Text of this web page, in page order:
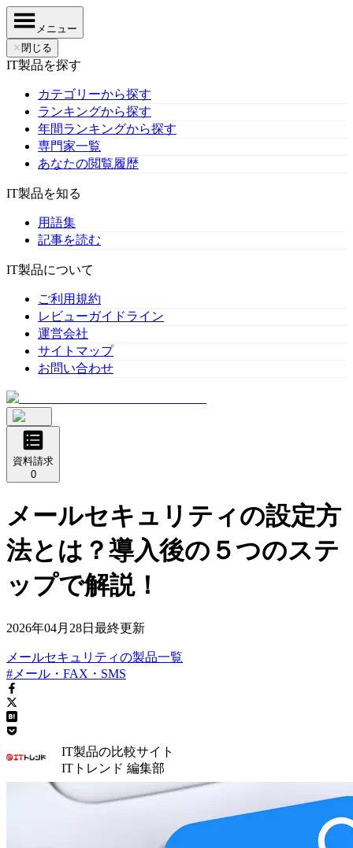
メニュー
✕ 閉じる
IT製品を探す
カテゴリーから探す
ランキングから探す
年間ランキングから探す
専門家一覧
あなたの閲覧履歴
IT製品を知る
用語集
記事を読む
IT製品について
ご利用規約
レビューガイドライン
運営会社
サイトマップ
お問い合わせ
資料請求
0
メールセキュリティの設定方
法とは？導入後の５つのステ
ップで解説！
2026年04月28日 最終更新
メールセキュリティの製品一覧
#メール・FAX・SMS
IT製品の比較サイト
ITトレンド 編集部